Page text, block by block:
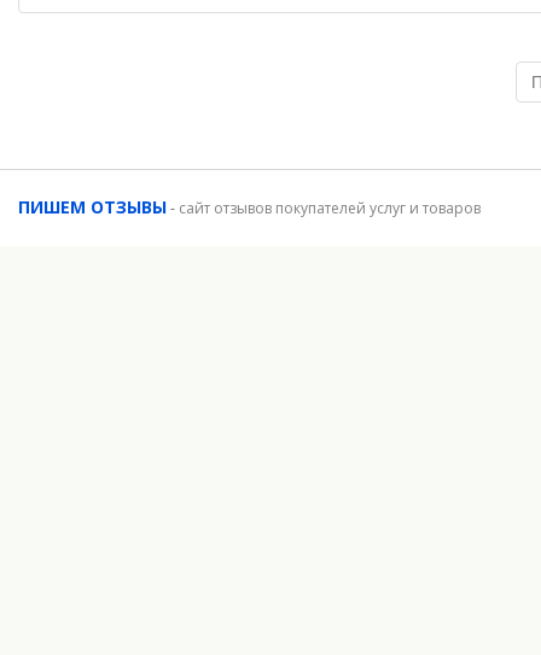
ПИШЕМ ОТЗЫВЫ- сайт отзывов покупателей услуг и товаров